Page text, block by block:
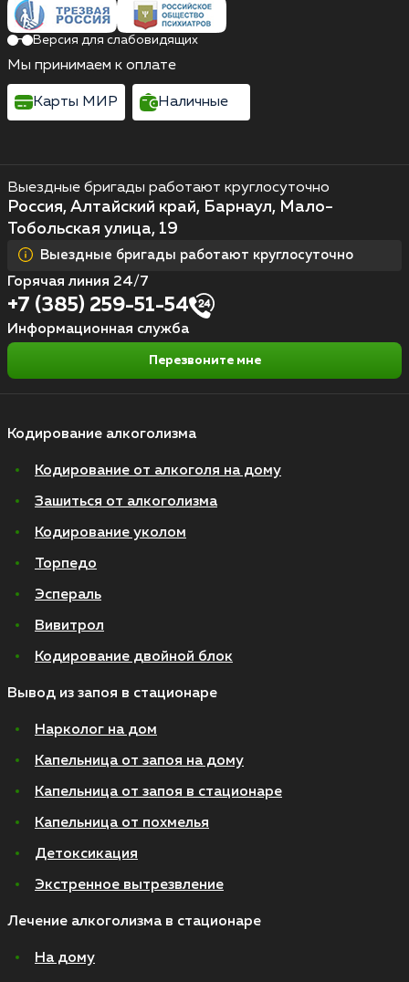
Кодирование алкоголизма
Кодирование от алкоголя на дому
Зашиться от алкоголизма
Кодирование уколом
Торпедо
Эспераль
Вивитрол
Кодирование двойной блок
Вывод из запоя в стационаре
Нарколог на дом
Капельница от запоя на дому
Капельница от запоя в стационаре
Капельница от похмелья
Детоксикация
Экстренное вытрезвление
Лечение алкоголизма в стационаре
На дому
Выездные бригады работают круглосуточно
Россия, Алтайский край, Барнаул, Мало-
Тобольская улица, 19
Выездные бригады работают круглосуточно
Горячая линия 24/7
+7 (385) 259-51-54
Информационная служба
Перезвоните мне
Версия для слабовидящих
Мы принимаем к оплате
Карты МИР Наличные